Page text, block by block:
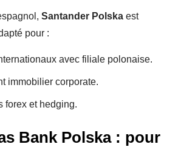
Santander Polska est
pour :
avec filiale polonaise.
immobilier corporate.
forex et hedging.
Bank Polska : pour